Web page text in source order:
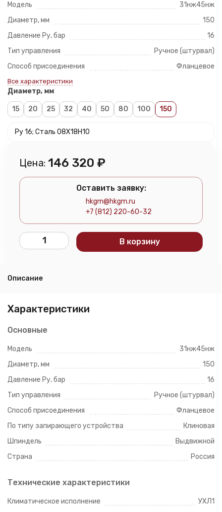
Модель
31нж45нж
Диаметр, мм
150
Давление Ру, бар
16
Тип управления
Ручное (штурвал)
Способ присоединения
Фланцевое
Все характеристики
Диаметр, мм
15 20 25 32 40 50 80 100 150
Ру 16; Сталь 08Х18Н10
Цена: 146 320 ₽
Оставить заявку:
hkgm@hkgm.ru
+7 (812) 220-60-32
В корзину
Описание
Характеристики
Основные
Модель
31нж45нж
Диаметр, мм
150
Давление Ру, бар
16
Тип управления
Ручное (штурвал)
Способ присоединения
Фланцевое
По типу запирающего устройства
Клиновая
Шпиндель
Выдвижной
Страна
Россия
Технические характеристики
Климатическое исполнение
УХЛ1